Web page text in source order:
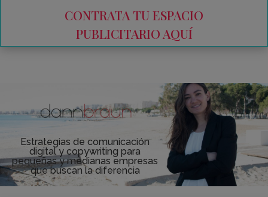
CONTRATA TU ESPACIO
PUBLICITARIO AQUÍ
Estrategias de comunicación
digital y copywriting para
pequeñas y medianas empresas
que buscan la diferencia